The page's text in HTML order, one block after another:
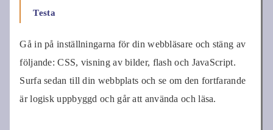
Testa
Gå in på inställningarna för din webbläsare och stäng av
följande: CSS, visning av bilder, flash och JavaScript.
Surfa sedan till din webbplats och se om den fortfarande
är logisk uppbyggd och går att använda och läsa.